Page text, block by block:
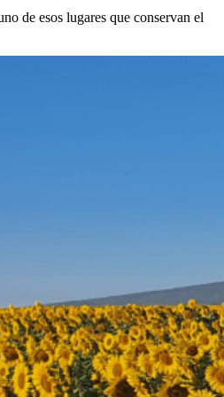
de esos lugares que conservan el